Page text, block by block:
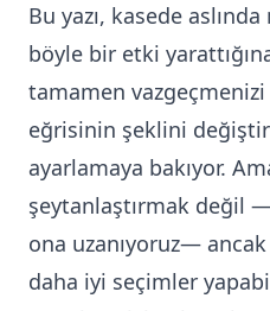
Bu yazı, kasede
böyle bir etki
tamamen
eğrisinin şeklini
ayarlamaya bakıyor.
şeytanlaştırmak değil
ona uzanıyoruz— ancak
daha iyi seçimler